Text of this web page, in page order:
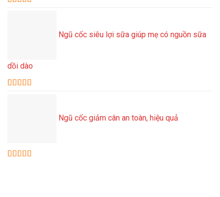
Ngũ cốc siêu lợi sữa giúp mẹ có nguồn sữa
dồi dào
Ngũ cốc giảm cân an toàn, hiệu quả